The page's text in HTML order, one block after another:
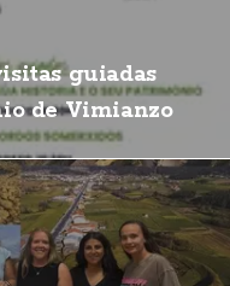
guiadas
de Vimianzo